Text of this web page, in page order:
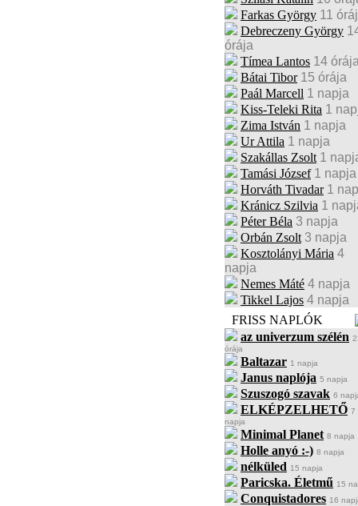
Farkas György 11
Debreczeny György
órája
Tímea Lantos 14 órája
Bátai Tibor 15 órája
Paál Marcell 1 napja
Kiss-Teleki Rita 1
Zima István 1 napja
Ur Attila 1 napja
Szakállas Zsolt 1
Tamási József 1 napja
Horváth Tivadar 1
Kránicz Szilvia 1
Péter Béla 3 napja
Orbán Zsolt 3 napja
Kosztolányi Mária 4
napja
Nemes Máté 4 napja
Tikkel Lajos 4 napja
FRISS NAPLÓK
az univerzum szélén
órája
Baltazar 1 napja
Janus naplója 5 napja
Szuszogó szavak 6
ELKÉPZELHETŐ 7
napja
Minimal Planet 8 napja
Holle anyó :-) 8 napja
nélküled 15 napja
Paricska. Életmű 15
Conquistadores 16